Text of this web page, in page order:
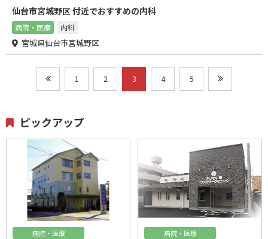
仙台市宮城野区 付近でおすすめの内科
病院・医療 内科
宮城県仙台市宮城野区
1 2 3 4 5
ピックアップ
病院・医療 病院・医療